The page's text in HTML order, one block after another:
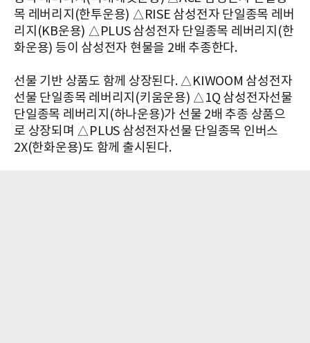
목 레버리지(한투운용) △RISE 삼성전자 단일종목 레버
리지(KB운용) △PLUS 삼성전자 단일종목 레버리지(한
화운용) 등이 삼성전자 현물을 2배 추종한다.
선물 기반 상품도 함께 상장된다. △KIWOOM 삼성전자
선물 단일종목 레버리지(키움운용) △1Q 삼성전자선물
단일종목 레버리지(하나운용)가 선물 2배 추종 상품으
로 상장되며 △PLUS 삼성전자선물 단일종목 인버스
2X(한화운용)도 함께 출시된다.